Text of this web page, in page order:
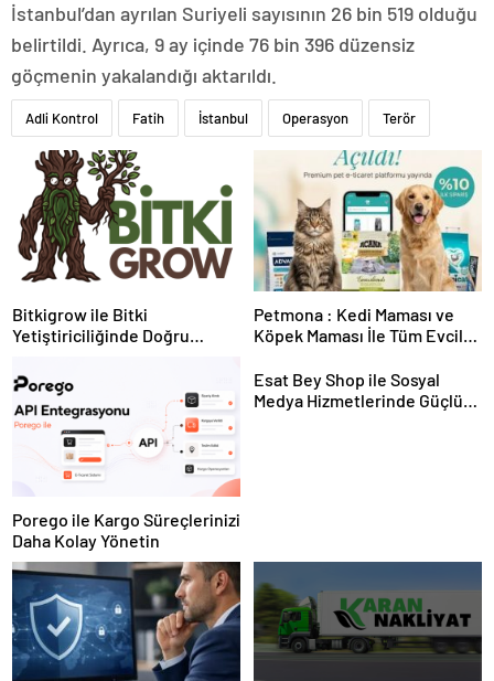
İstanbul’dan ayrılan Suriyeli sayısının 26 bin 519 olduğu
belirtildi. Ayrıca, 9 ay içinde 76 bin 396 düzensiz
göçmenin yakalandığı aktarıldı.
Adli Kontrol Fatih İstanbul Operasyon Terör
Bitkigrow ile Bitki
Yetiştiriciliğinde Doğru
Petmona : Kedi Maması ve
Köpek Maması İle Tüm Evcil
Porego ile Kargo Süreçlerinizi
Daha Kolay Yönetin
Esat Bey Shop ile Sosyal
Medya Hizmetlerinde Güçlü